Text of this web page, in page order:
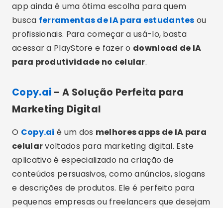
app ainda é uma ótima escolha para quem
busca ferramentas de IA para estudantes ou
profissionais. Para começar a usá-lo, basta
acessar a PlayStore e fazer o download de IA
para produtividade no celular.
Copy.ai– A Solução Perfeita para
Marketing Digital
O Copy.ai é um dos melhores apps de IA para
celularvoltados para marketing digital. Este
aplicativo é especializado na criação de
conteúdos persuasivos, como anúncios, slogans
e descrições de produtos. Ele é perfeito para
pequenas empresas ou freelancers que desejam